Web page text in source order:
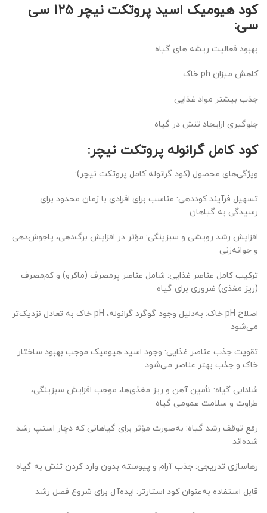
کود هیومیک اسید پروتکت نیچر 125 سی
سی:
بهبود فعالیت ریشه های گیاه
کاهش میزان ph خاک
جذب بیشتر مواد غذایی
جلوگیری ازایجاد تنش در گیاه
کود کامل گرانوله پروتکت نیچر:
ویژگی‌های محصول (کود گرانوله کامل پروتکت نیچر):
تسهیل فرآیند کوددهی: مناسب برای افرادی با زمان محدود برای
رسیدگی به گیاهان
افزایش رشد رویشی و سبزینگی: مؤثر در افزایش برگ‌دهی، پاجوش‌دهی
و جوانه‌زنی
ترکیب کامل عناصر غذایی: شامل عناصر پرمصرف (ماکرو) و کم‌مصرف
(ریز مغذی) ضروری برای گیاه
اصلاح pH خاک: به‌دلیل وجود گوگرد گرانوله، pH خاک به تعادل نزدیک‌تر
می‌شود
تقویت جذب عناصر غذایی: وجود اسید هیومیک موجب بهبود ساختار
خاک و جذب بهتر عناصر می‌شود
شادابی گیاه: تأمین آهن و ریز مغذی‌ها، موجب افزایش سبزینگی،
طراوت و سلامت عمومی گیاه
رفع توقف رشد گیاه: به‌صورت مؤثر برای گیاهانی که دچار استپ رشد
شده‌اند
رهاسازی تدریجی: جذب آرام و پیوسته بدون وارد کردن تنش به گیاه
قابل استفاده به‌عنوان کود استارتر: ایده‌آل برای شروع فصل رشد